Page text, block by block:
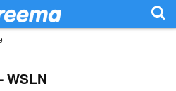
WSLN